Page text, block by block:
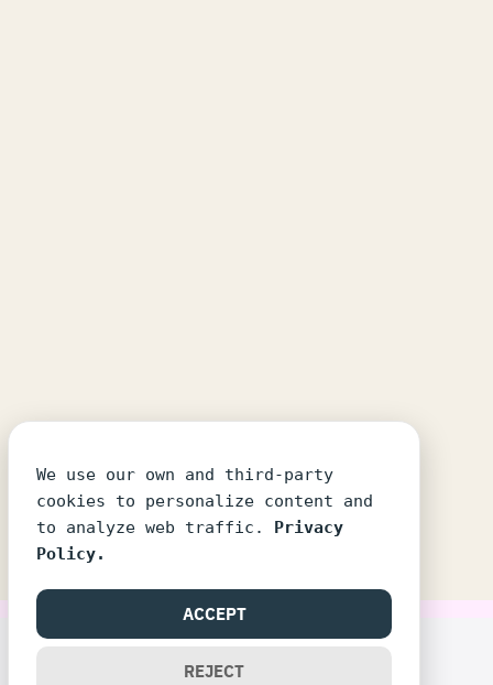
We use our own and third-party
cookies to personalize content and
to analyze web traffic. Privacy
Policy.
ACCEPT
REJECT